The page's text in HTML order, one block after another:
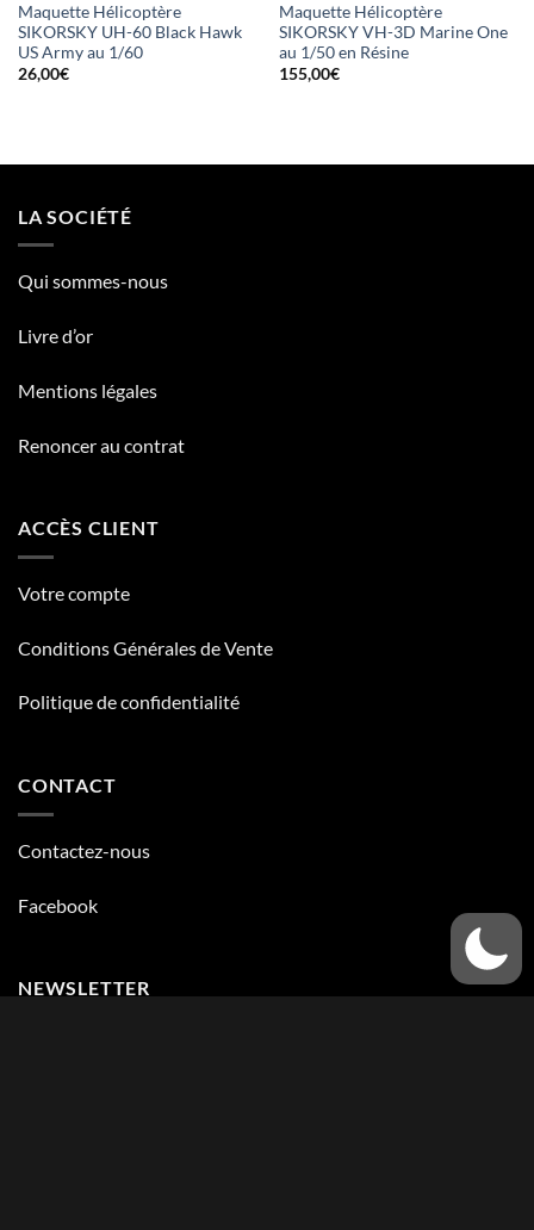
Maquette Hélicoptère
SIKORSKY UH-60 Black Hawk
US Army au 1/60
26,00€
Maquette Hélicoptère
SIKORSKY VH-3D Marine One
au 1/50 en Résine
155,00€
LA SOCIÉTÉ
Qui sommes-nous
Livre d’or
Mentions légales
Renoncer au contrat
ACCÈS CLIENT
Votre compte
Conditions Générales de Vente
Politique de confidentialité
CONTACT
Contactez-nous
Facebook
NEWSLETTER